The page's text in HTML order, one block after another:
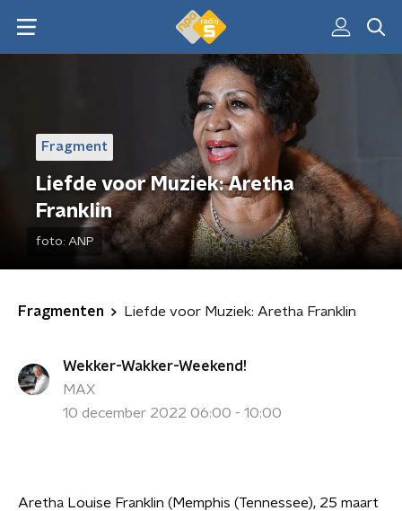
Fragment
Liefde voor Muziek: Aretha
Franklin
foto: ANP
Fragmenten Liefde voor Muziek: Aretha Franklin
Wekker-Wakker-Weekend!
MAX
10 december 2022 06:00 - 10:00
Aretha Louise Franklin (Memphis (Tennessee), 25 maart